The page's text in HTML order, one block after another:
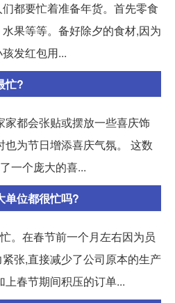
都要忙着准备年货。首先零食
果等等。备好除夕的食材,因为
发红包用...
忙?
家都会张贴或摆放一些喜庆饰
为节日增添喜庆气氛。 这数
一个庞大的喜...
单位都很忙吗?
。在春节前一个月左右因为员
张,直接减少了公司原本的生产
春节期间积压的订单...